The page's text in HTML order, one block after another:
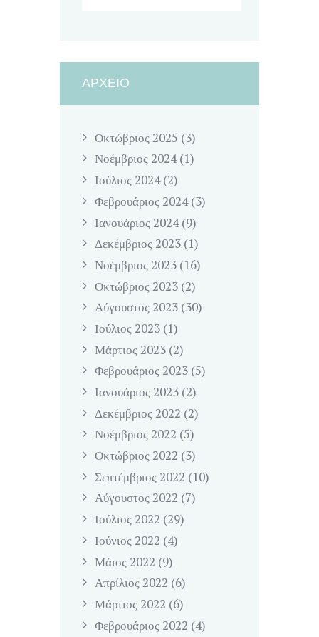
ΑΡΧΕΊΟ
Οκτώβριος 2025 (3)
Νοέμβριος 2024(1)
Ιούλιος 2024(2)
Φεβρουάριος 2024(3)
Ιανουάριος 2024(9)
Δεκέμβριος 2023 (1)
Νοέμβριος 2023 (16)
Οκτώβριος 2023 (2)
Αύγουστος 2023 (30)
Ιούλιος 2023 (1)
Μάρτιος 2023 (2)
Φεβρουάριος 2023 (5)
Ιανουάριος 2023 (2)
Δεκέμβριος 2022 (2)
Νοέμβριος 2022 (5)
Οκτώβριος 2022 (3)
Σεπτέμβριος 2022 (10)
Αύγουστος 2022 (7)
Ιούλιος 2022 (29)
Ιούνιος 2022 (4)
Μάιος 2022 (9)
Απρίλιος 2022 (6)
Μάρτιος 2022 (6)
Φεβρουάριος 2022 (4)